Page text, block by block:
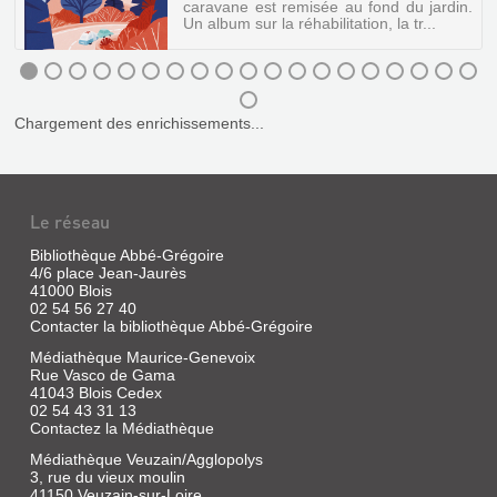
Livre
|
Mademoiselle
Delcourt,
(Mirages)
de
Mademoiselle
Caroline
sur
les
trois
épisodes
dépressifs
a
connu.
Elle
décrit
les
des
traitements
caravane est remisée au fond du jardin.
Un album sur la réhabilitation, la tr...
ÉTOILE
ROUTE
|
Pog
|
Maison
2020
(Pistache)
Grâce
à
l'achat
d'une
caravane
ayant
Chargement des enrichissements...
Le réseau
Bibliothèque Abbé-Grégoire
4/6 place Jean-Jaurès
41000 Blois
02 54 56 27 40
Contacter la bibliothèque Abbé-Grégoire
Médiathèque Maurice-Genevoix
Rue Vasco de Gama
41043 Blois Cedex
02 54 43 31 13
Contactez la Médiathèque
Médiathèque Veuzain/Agglopolys
3, rue du vieux moulin